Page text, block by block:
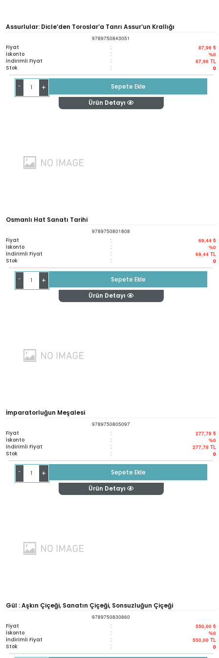
Assurlular: Dicle’den Toroslar’a Tanrı Assur’un Krallığı
9789750843051
Fiyat : 87,96 ₺
İskonto : %0
İndirimli Fiyat : 87,96 TL
Stok : 0
- +
Sepete Ekle
Ürün Detayı
Osmanlı Hat Sanatı Tarihi
9789750801808
Fiyat : 69,44 ₺
İskonto : %0
İndirimli Fiyat : 69,44 TL
Stok : 0
- +
Sepete Ekle
Ürün Detayı
İmparatorluğun Meşalesi
9789750805097
Fiyat : 277,78 ₺
İskonto : %0
İndirimli Fiyat : 277,78 TL
Stok : 0
- +
Sepete Ekle
Ürün Detayı
Gül : Aşkın Çiçeği, Sanatın Çiçeği, Sonsuzluğun Çiçeği
9789750830860
Fiyat : 550,00 ₺
İskonto : %0
İndirimli Fiyat : 550,00 TL
Stok : 0